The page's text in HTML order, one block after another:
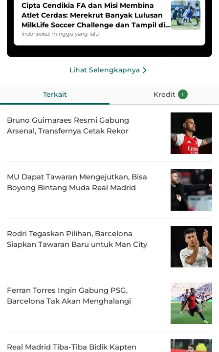
Cipta Cendikia FA dan Misi Membina
Atlet Cerdas: Merekrut Banyak Lulusan
MilkLife Soccer Challenge dan Tampil di
HYDROPLUS Soccer League
Indonesia3 minggu yang lalu
Lihat Selengkapnya
Terkait Kredit 1
Bruno Guimaraes Resmi Gabung
Arsenal, Transfernya Cetak Rekor
MU Dapat Tawaran Mengejutkan, Bisa
Boyong Bintang Muda Real Madrid
Rodri Tegaskan Pilihan, Barcelona
Siapkan Tawaran Baru untuk Man City
Ferran Torres Ingin Gabung PSG,
Barcelona Tak Akan Menghalangi
Real Madrid Tiba-Tiba Bidik Kapten